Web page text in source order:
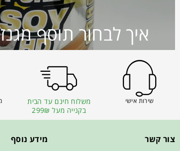
איך לבחור תוסף
שירות אישי
משלוח חינם עד הבית
בקנייה מעל 299₪
צור קשר מידע נוסף